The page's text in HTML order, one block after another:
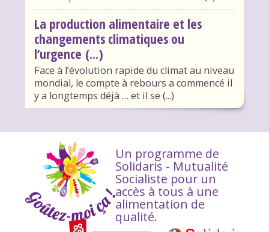
La production alimentaire et les
changements climatiques ou
l’urgence (...)
Face à l’évolution rapide du climat au niveau
mondial, le compte à rebours a commencé il
y a longtemps déjà … et il se (...)
Un programme de
Solidaris - Mutualité
Socialiste pour un
accès à tous à une
alimentation de
qualité.